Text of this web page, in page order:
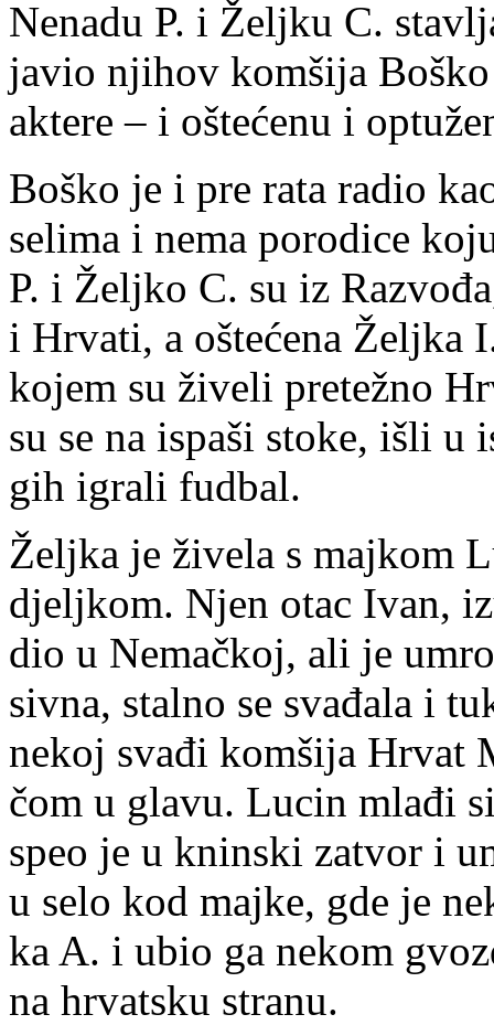
Ne­na­du P. i Želj­ku C.
ja­vio nji­hov kom­ši­ja
ak­te­re – i ošte­će­nu i
Bo­ško je i pre ra­ta ra­dio
se­li­ma i ne­ma po­ro­di­ce
P. i Želj­ko C. su iz
i Hr­va­ti, a ošte­će­na Želj­ka
ko­jem su ži­ve­li pre­te­žno
su se na is­pa­ši sto­ke, išli
gih igra­li fud­bal.
Želj­ka je ži­ve­la s maj­kom
djelj­kom. Njen otac Ivan,
dio u Ne­mač­koj, ali je
siv­na, stal­no se sva­đa­la i
ne­koj sva­đi kom­ši­ja Hr­vat
čom u gla­vu. Lu­cin mla­đi
speo je u knin­ski za­tvor i
u se­lo kod maj­ke, gde je
ka A. i ubio ga ne­kom
na hr­vat­sku stra­nu.